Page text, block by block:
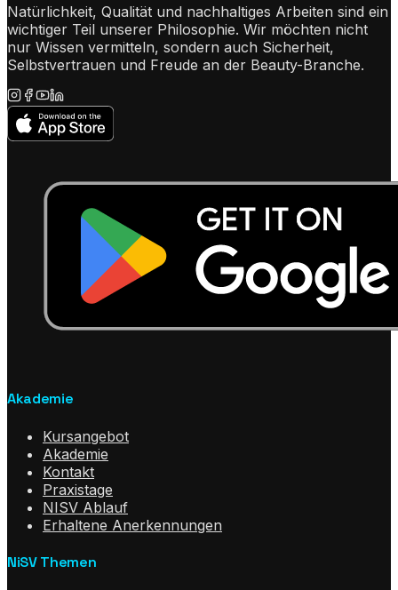
Natürlichkeit, Qualität und nachhaltiges Arbeiten sind ein
wichtiger Teil unserer Philosophie. Wir möchten nicht
nur Wissen vermitteln, sondern auch Sicherheit,
Selbstvertrauen und Freude an der Beauty-Branche.
Akademie
Kursangebot
Akademie
Kontakt
Praxistage
NISV Ablauf
Erhaltene Anerkennungen
NiSV Themen